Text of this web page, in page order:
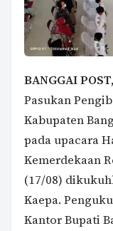
BANGGAI
Pasukan
Kabupaten
pada upacara
Kemerdekaan
(17/08)
Kaepa.
Kantor Bupati